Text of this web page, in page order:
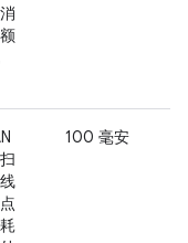
100 毫安